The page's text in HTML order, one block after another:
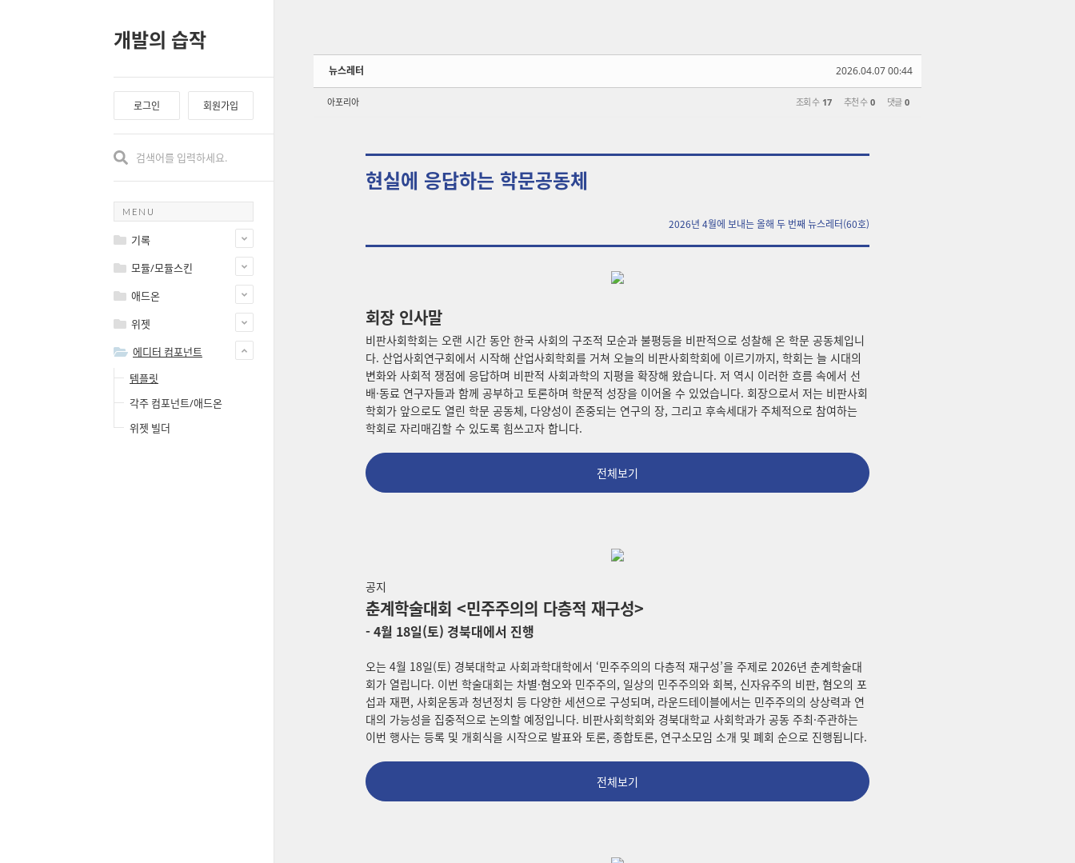
개발의 습작
로그인 회원가입
MENU
기록
모듈/모듈스킨
애드온
위젯
에디터 컴포넌트
템플릿
각주 컴포넌트/애드온
위젯 빌더
2026.04.07 00:44
뉴스레터
아포리아 조회 수 17 추천 수 0 댓글 0
현실에 응답하는 학문공동체
2026년 4월에 보내는 올해 두 번째 뉴스레터(60호)
회장 인사말
비판사회학회는 오랜 시간 동안 한국 사회의 구조적 모순과 불평등을 비판적으로 성찰해 온 학문 공동체입니
다. 산업사회연구회에서 시작해 산업사회학회를 거쳐 오늘의 비판사회학회에 이르기까지, 학회는 늘 시대의
변화와 사회적 쟁점에 응답하며 비판적 사회과학의 지평을 확장해 왔습니다. 저 역시 이러한 흐름 속에서 선
배·동료 연구자들과 함께 공부하고 토론하며 학문적 성장을 이어올 수 있었습니다. 회장으로서 저는 비판사회
학회가 앞으로도 열린 학문 공동체, 다양성이 존중되는 연구의 장, 그리고 후속세대가 주체적으로 참여하는
학회로 자리매김할 수 있도록 힘쓰고자 합니다.
전체보기
공지
춘계학술대회 <민주주의의 다층적 재구성>
- 4월 18일(토) 경북대에서 진행
오는 4월 18일(토) 경북대학교 사회과학대학에서 ‘민주주의의 다층적 재구성’을 주제로 2026년 춘계학술대
회가 열립니다. 이번 학술대회는 차별·혐오와 민주주의, 일상의 민주주의와 회복, 신자유주의 비판, 혐오의 포
섭과 재편, 사회운동과 청년정치 등 다양한 세션으로 구성되며, 라운드테이블에서는 민주주의의 상상력과 연
대의 가능성을 집중적으로 논의할 예정입니다. 비판사회학회와 경북대학교 사회학과가 공동 주최·주관하는
이번 행사는 등록 및 개회식을 시작으로 발표와 토론, 종합토론, 연구소모임 소개 및 폐회 순으로 진행됩니다.
전체보기